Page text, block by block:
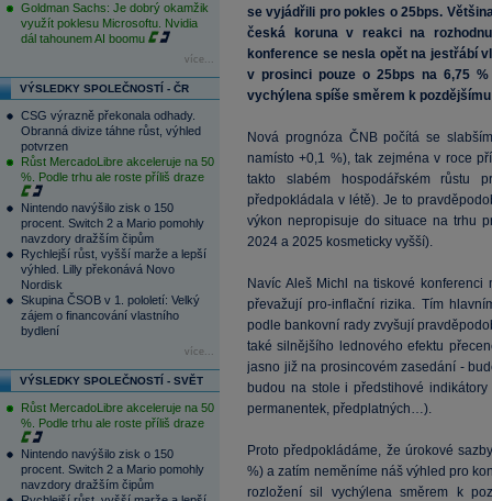
Goldman Sachs: Je dobrý okamžik
využít poklesu Microsoftu. Nvidia
dál tahounem AI boomu
více...
VÝSLEDKY SPOLEČNOSTÍ - ČR
CSG výrazně překonala odhady.
Obranná divize táhne růst, výhled
potvrzen
Růst MercadoLibre akceleruje na 50
%. Podle trhu ale roste příliš draze
Nintendo navýšilo zisk o 150
procent. Switch 2 a Mario pomohly
navzdory dražším čipům
Rychlejší růst, vyšší marže a lepší
výhled. Lilly překonává Novo
Nordisk
Skupina ČSOB v 1. pololetí: Velký
zájem o financování vlastního
bydlení
více...
VÝSLEDKY SPOLEČNOSTÍ - SVĚT
Růst MercadoLibre akceleruje na 50
%. Podle trhu ale roste příliš draze
Nintendo navýšilo zisk o 150
procent. Switch 2 a Mario pomohly
navzdory dražším čipům
se vyjádřili pro pokles o 25bps.
česká koruna v reakci na
konference se nesla opět na jestřábí
v prosinci pouze o 25bps na 6,75
vychýlena spíše směrem k
Nová prognóza ČNB počítá se
namísto +0,1 %), tak zejména v roce
takto slabém hospodářském růstu
předpokládala v létě). Je to
výkon nepropisuje do situace na trhu
2024 a 2025 kosmeticky vyšší).
Navíc Aleš Michl na tiskové
převažují pro-inflační rizika. Tím
podle bankovní rady zvyšují
také silnějšího lednového efektu
jasno již na prosincovém zasedání -
budou na stole i předstihové
permanentek, předplatných…).
Proto předpokládáme, že úrokové
%) a zatím neměníme náš výhled pro
rozložení sil vychýlena směrem k